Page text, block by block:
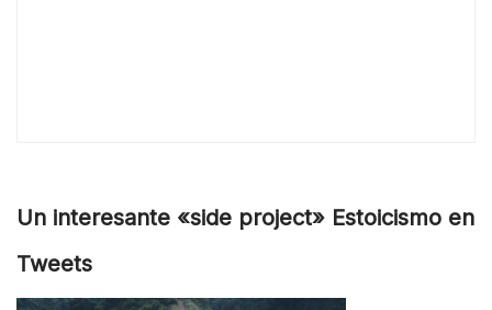
Un interesante «side project» Estoicismo en
Tweets